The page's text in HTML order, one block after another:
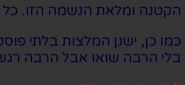
הקטנה ומלאת הנשמה הזו. כל
כמו כן, ישנן המלצות בלתי
בלי הרבה שואו אבל הרבה